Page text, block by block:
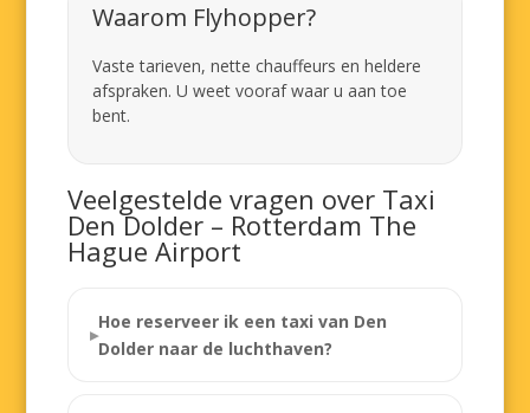
Waarom Flyhopper?
Vaste tarieven, nette chauffeurs en heldere
afspraken. U weet vooraf waar u aan toe
bent.
Veelgestelde vragen over Taxi
Den Dolder – Rotterdam The
Hague Airport
Hoe reserveer ik een taxi van Den
Dolder naar de luchthaven?